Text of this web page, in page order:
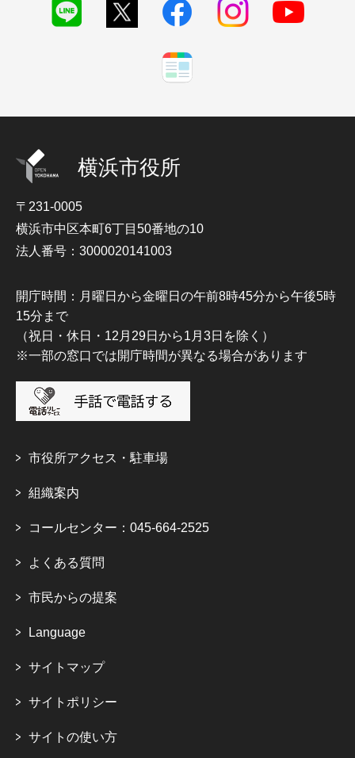
横浜市役所
〒231-0005
横浜市中区本町6丁目50番地の10
法人番号：3000020141003
開庁時間：月曜日から金曜日の午前8時45分から午後5時
15分まで
（祝日・休日・12月29日から1月3日を除く）
※一部の窓口では開庁時間が異なる場合があります
市役所アクセス・駐車場
組織案内
コールセンター：045-664-2525
よくある質問
市民からの提案
Language
サイトマップ
サイトポリシー
サイトの使い方